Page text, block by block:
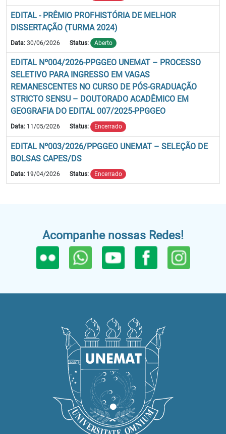
EDITAL - PRÊMIO PROFHISTÓRIA DE MELHOR
DISSERTAÇÃO (TURMA 2024)
Data: 30/06/2026 Status: Aberto
EDITAL Nº004/2026-PPGGEO UNEMAT – PROCESSO
SELETIVO PARA INGRESSO EM VAGAS
REMANESCENTES NO CURSO DE PÓS-GRADUAÇÃO
STRICTO SENSU – DOUTORADO ACADÊMICO EM
GEOGRAFIA DO EDITAL 007/2025-PPGGEO
Data: 11/05/2026 Status: Encerrado
EDITAL Nº003/2026/PPGGEO UNEMAT – SELEÇÃO DE
BOLSAS CAPES/DS
Data: 19/04/2026 Status: Encerrado
Acompanhe nossas Redes!